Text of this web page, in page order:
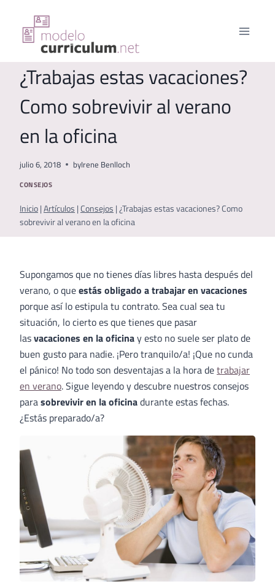
contenido
¿Trabajas estas vacaciones?
Como sobrevivir al verano
en la oficina
julio 6, 2018 byIrene Benlloch
CONSEJOS
Inicio | Artículos | Consejos | ¿Trabajas estas vacaciones? Como
sobrevivir al verano en la oficina
Supongamos que no tienes días libres hasta después del
verano, o queestás obligado a trabajar en vacaciones
porque así lo estipula tu contrato. Sea cual sea tu
situación, lo cierto es que tienes que pasar
lasvacaciones en la oficinay esto no suele ser plato de
buen gusto para nadie. ¡Pero tranquilo/a! ¡Que no cunda
el pánico! No todo son desventajas a la hora detrabajar
en verano. Sigue leyendo y descubre nuestros consejos
parasobrevivir en la oficinadurante estas fechas.
¿Estás preparado/a?